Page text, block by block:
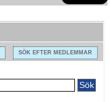
SÖK EFTER MEDLEMMAR